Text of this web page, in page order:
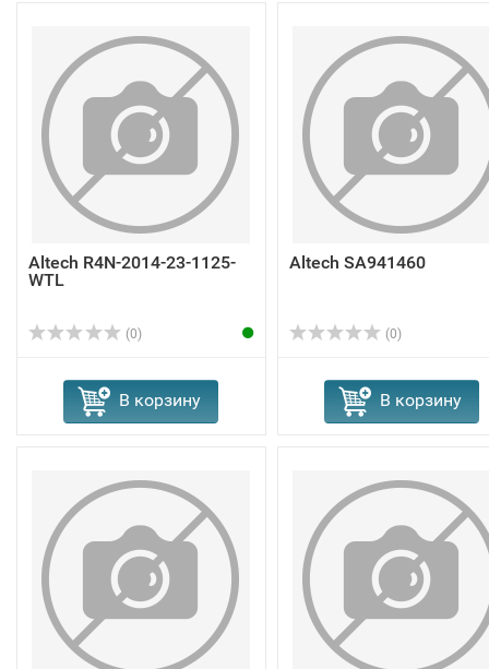
Altech R4N-2014-23-1125-
WTL
(0)
В корзину
Altech SA941460
(0)
В корзину